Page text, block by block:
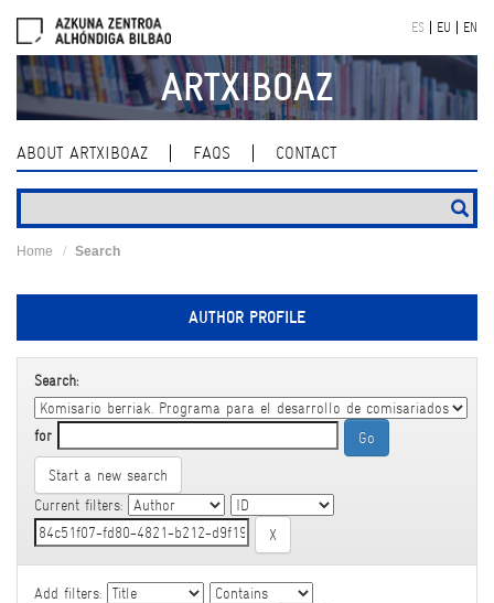
navigation
ES EU EN
ARTXIBOAZ
ABOUT ARTXIBOAZ FAQS CONTACT
Home Search
AUTHOR PROFILE
Search:
for
Start a new search
Current filters:
Add filters: